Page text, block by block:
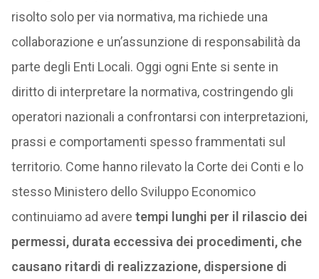
risolto solo per via normativa, ma richiede una
collaborazione e un’assunzione di responsabilità da
parte degli Enti Locali. Oggi ogni Ente si sente in
diritto di interpretare la normativa, costringendo gli
operatori nazionali a confrontarsi con interpretazioni,
prassi e comportamenti spesso frammentati sul
territorio. Come hanno rilevato la Corte dei Conti e lo
stesso Ministero dello Sviluppo Economico
continuiamo ad avere tempi lunghi per il rilascio dei
permessi, durata eccessiva dei procedimenti, che
causano ritardi di realizzazione, dispersione di